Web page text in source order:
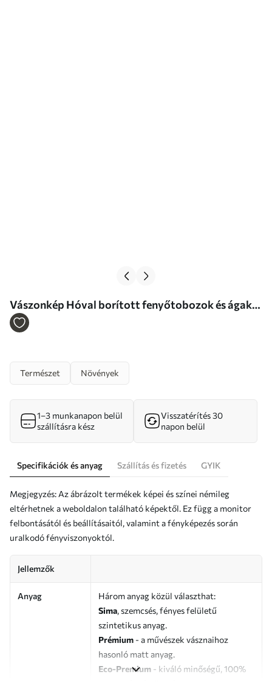
Vászonkép Hóval borított fenyőtobozok és ágak
Nr s46631
Természet Növények
1–3 munkanapon belül
szállításra kész
Visszatérítés 30
napon belül
Specifikációk és anyag Szállítás és fizetés GYIK
Megjegyzés: Az ábrázolt termékek képei és színei némileg
eltérhetnek a weboldalon található képektől. Ez függ a monitor
felbontásától és beállításaitól, valamint a fényképezés során
uralkodó fényviszonyoktól.
Jellemzők
Anyag
Három anyag közül választhat:
Sima, szemcsés, fényes felületű
szintetikus anyag.
Prémium - a művészek vásznaihoz
hasonló matt anyag.
Eco-Premium - kiváló minőségű, 100%